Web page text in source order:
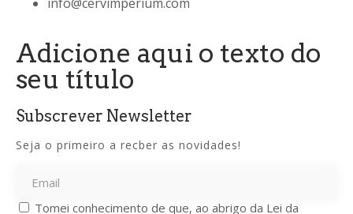
Adicione aqui o texto do
seu título
Subscrever Newsletter
Seja o primeiro a recber as novidades!
Tomei conhecimento de que, ao abrigo da Lei da